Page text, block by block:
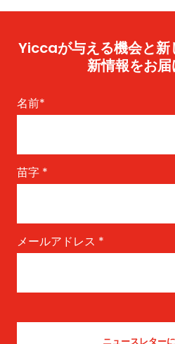
Yiccaが与える機会と新
新情報をお
名前*
苗字 *
メールアドレス *